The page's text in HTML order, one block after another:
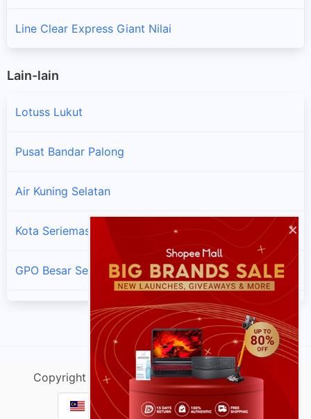
Line Clear Express Giant Nilai
Lain-lain
Lotuss Lukut
Pusat Bandar Palong
Air Kuning Selatan
Kota Seriemas
GPO Besar Seremban
Simpang Durian
Copyright @ cektracking.com |Sitemap| v.Do
Cek Resi & Tracking Paket
×